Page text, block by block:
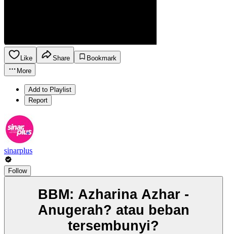
Like Share
Bookmark
More
Add to Playlist
Report
sinarplus
Follow
BBM: Azharina Azhar -
Anugerah? atau beban
tersembunyi?